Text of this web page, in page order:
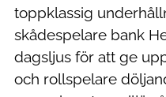
toppklassig
skådespelare bank
dagsljus för att ge
och rollspelare